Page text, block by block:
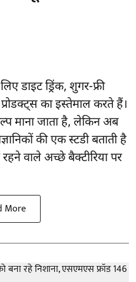
डाइट ड्रिंक, शुगर-फ्री
का इस्तेमाल करते हैं।
माना जाता है, लेकिन अब
की एक स्टडी बताती है
वाले अच्छे बैक्टीरिया पर
More